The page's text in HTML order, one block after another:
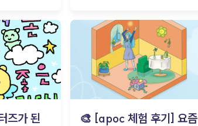
즈가 된
🎨 [apoc 체험 후기] 요즘